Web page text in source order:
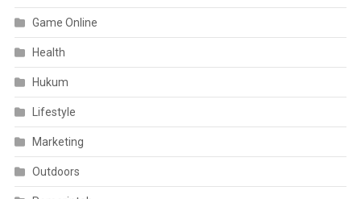
Game Online
Health
Hukum
Lifestyle
Marketing
Outdoors